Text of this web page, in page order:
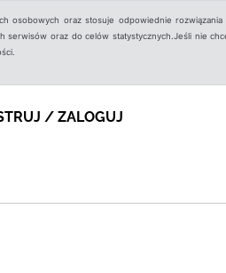
oraz stosuje odpowiednie
oraz do celów statystycznych.Jeśli nie
/ ZALOGUJ